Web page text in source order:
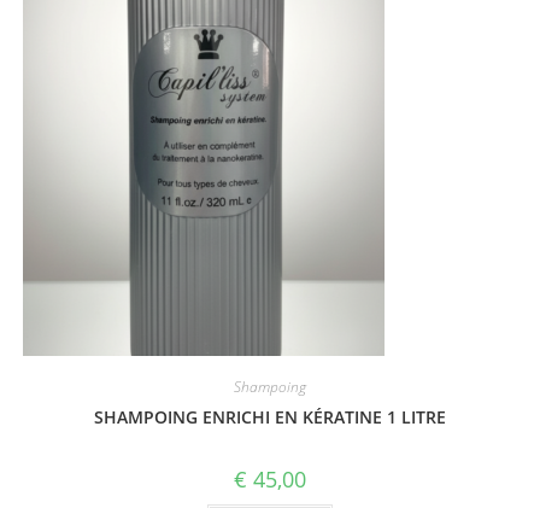
Shampoing
SHAMPOING ENRICHI EN KÉRATINE 1 LITRE
€ 45,00